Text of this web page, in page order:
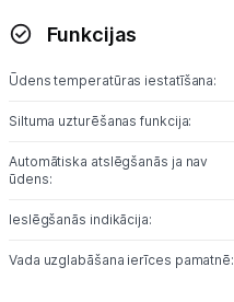
Funkcijas
Ūdens temperatūras iestatīšana:
Siltuma uzturēšanas funkcija:
Automātiska atslēgšanās ja nav
ūdens:
Ieslēgšanās indikācija:
Vada uzglabāšana ierīces pamatnē: